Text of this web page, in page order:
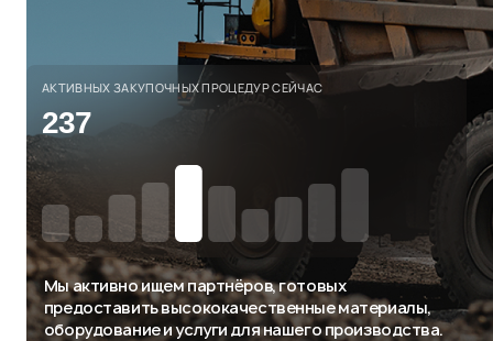
АКТИВНЫХ ЗАКУПОЧНЫХ ПРОЦЕДУР СЕЙЧАС
237
Мы активно ищем партнёров, готовых
предоставить высококачественные материалы,
оборудование и услуги для нашего производства.